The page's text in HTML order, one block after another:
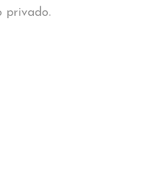
privado.